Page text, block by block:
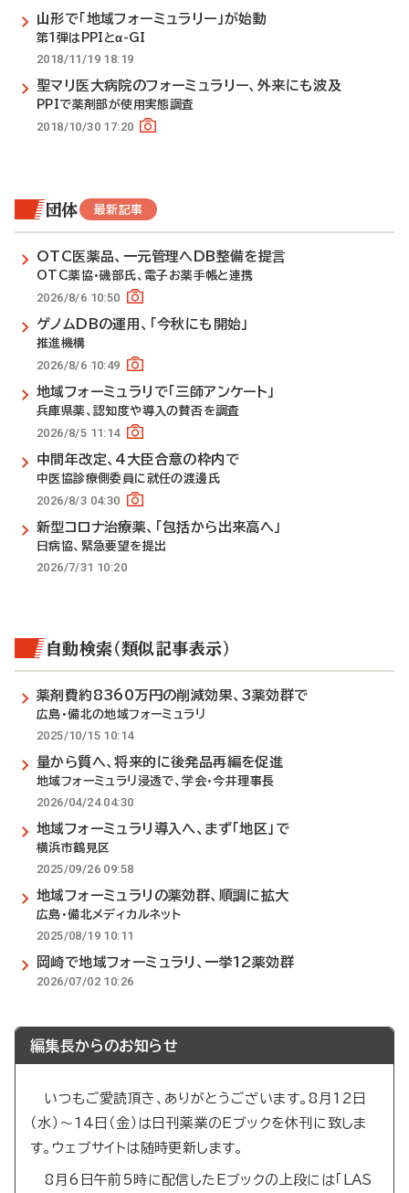
山形で「地域フォーミュラリー」が始動
第1弾はPPIとα-GI
2018/11/19 18:19
聖マリ医大病院のフォーミュラリー、外来にも波及
PPIで薬剤部が使用実態調査
2018/10/30 17:20
団体 最新記事
OTC医薬品、一元管理へDB整備を提言
OTC薬協・磯部氏、電子お薬手帳と連携
2026/8/6 10:50
ゲノムDBの運用、「今秋にも開始」
推進機構
2026/8/6 10:49
地域フォーミュラリで「三師アンケート」
兵庫県薬、認知度や導入の賛否を調査
2026/8/5 11:14
中間年改定、4大臣合意の枠内で
中医協診療側委員に就任の渡邊氏
2026/8/3 04:30
新型コロナ治療薬、「包括から出来高へ」
日病協、緊急要望を提出
2026/7/31 10:20
自動検索（類似記事表示）
薬剤費約8360万円の削減効果、3薬効群で
広島・備北の地域フォーミュラリ
2025/10/15 10:14
量から質へ、将来的に後発品再編を促進
地域フォーミュラリ浸透で、学会・今井理事長
2026/04/24 04:30
地域フォーミュラリ導入へ、まず「地区」で
横浜市鶴見区
2025/09/26 09:58
地域フォーミュラリの薬効群、順調に拡大
広島・備北メディカルネット
2025/08/19 10:11
岡崎で地域フォーミュラリ、一挙12薬効群
2026/07/02 10:26
編集長からのお知らせ
いつもご愛読頂き、ありがとうございます。8月12日
（水）～14日（金）は日刊薬業のEブックを休刊に致しま
す。ウェブサイトは随時更新します。
8月6日午前5時に配信したEブックの上段には「LAS